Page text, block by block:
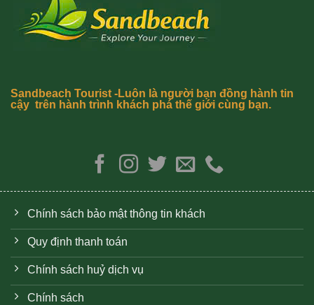
Sandbeach Tourist -Luôn là người bạn đồng hành tin
cậy trên hành trình khách phá thế giới cùng bạn.
Chính sách bảo mật thông tin khách
Quy định thanh toán
Chính sách huỷ dịch vụ
Chính sách